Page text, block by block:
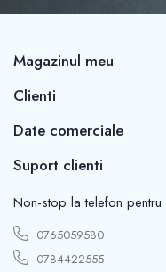
Magazinul meu
Clienti
Date comerciale
Suport clienti
Non-stop la telefon
0765059580
0784422555